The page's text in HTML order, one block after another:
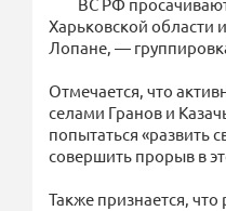
Харьковской области
Лопане, —
Отмечается, что
селами Гранов и
попытаться «развить
совершить прорыв в
Также признается, что